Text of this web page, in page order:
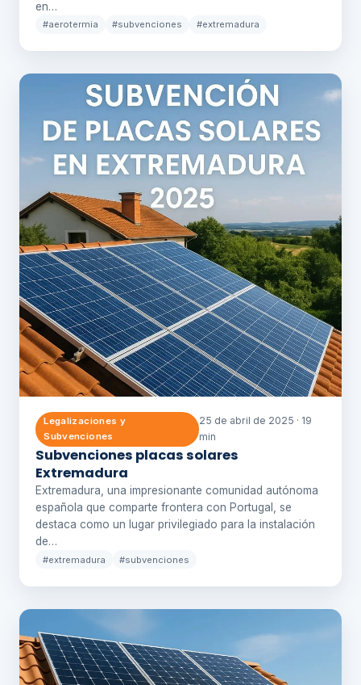
en…
#aerotermia #subvenciones #extremadura
Legalizaciones y
Subvenciones
25 de abril de 2025 · 19
min
Subvenciones placas solares
Extremadura
Extremadura, una impresionante comunidad autónoma
española que comparte frontera con Portugal, se
destaca como un lugar privilegiado para la instalación
de…
#extremadura #subvenciones